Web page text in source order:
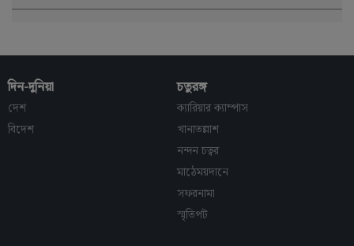
দিন-দুনিয়া
দেশ
বিদেশ
চতুরঙ্গ
ক্যারিয়ার ক্যাম্পাস
খানাতল্লাশ
নন্দন চত্বর
মাঠেময়দানে
সফরনামা
স্মৃতিপট